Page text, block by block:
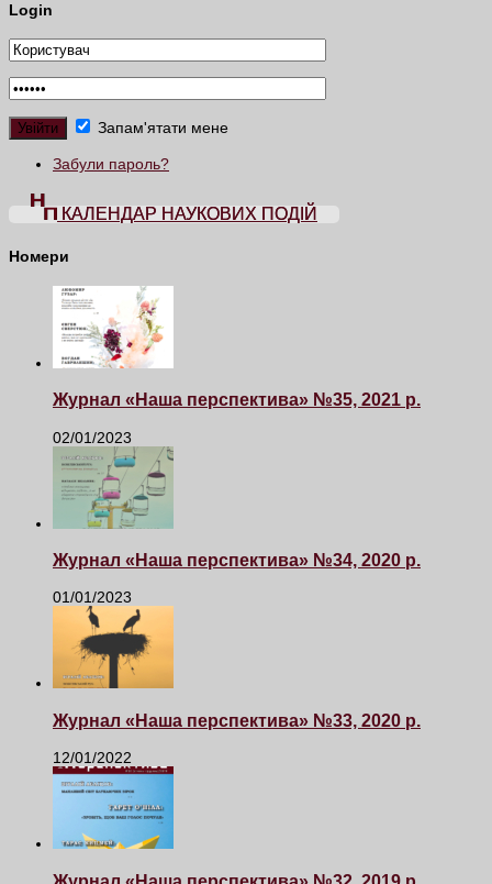
Login
Запам'ятати мене
Забули пароль?
КАЛЕНДАР НАУКОВИХ ПОДІЙ
Номери
Журнал «Наша перспектива» №35, 2021 р.
02/01/2023
Журнал «Наша перспектива» №34, 2020 р.
01/01/2023
Журнал «Наша перспектива» №33, 2020 р.
12/01/2022